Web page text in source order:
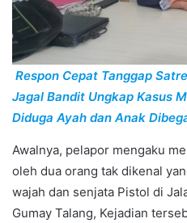
Respon Cepat Tanggap
Jagal Bandit Ungkap Kasus
Diduga Ayah dan Anak
Awalnya, pelapor mengaku
oleh dua orang tak dikenal
wajah dan senjata Pistol di
Gumay Talang, Kejadian